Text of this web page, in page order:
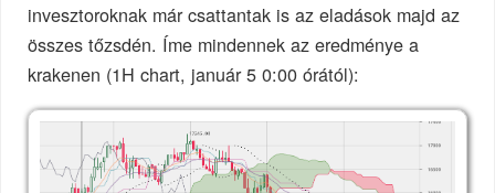
invesztoroknak már csattantak is az eladások majd az
összes tőzsdén. Íme mindennek az eredménye a
krakenen (1H chart, január 5 0:00 órától):